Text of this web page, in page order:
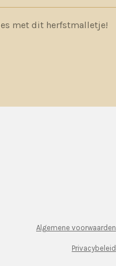
met dit herfstmalletje!
Algemene voorwaarden
Privacybeleid